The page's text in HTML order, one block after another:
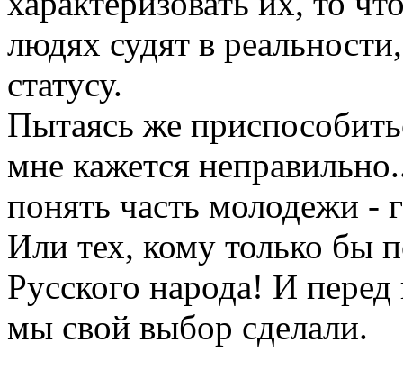
людях судят в
статусу.
Пытаясь же
мне кажется
понять часть молодежи -
Или тех, кому только бы
Русского народа! И
мы свой выбор сделали.